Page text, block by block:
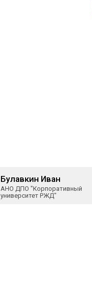
Булавкин Иван
АНО ДПО "Корпоративный
университет РЖД"